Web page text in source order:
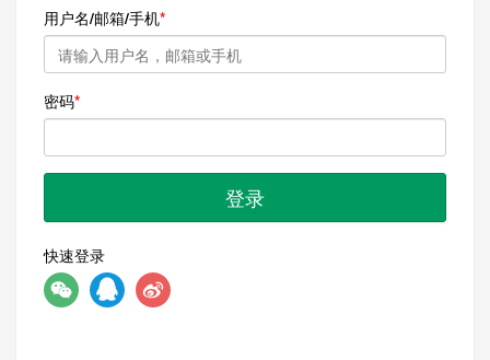
用户名/邮箱/手机
密码
登录
快速登录